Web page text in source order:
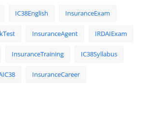
IC38English InsuranceExam
InsuranceAgent IRDAIExam
InsuranceTraining IC38Syllabus
InsuranceCareer